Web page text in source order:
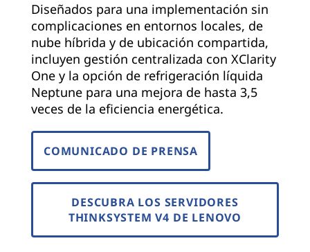
Diseñados para una implementación sin
complicaciones en entornos locales, de
nube híbrida y de ubicación compartida,
incluyen gestión centralizada con XClarity
One y la opción de refrigeración líquida
Neptune para una mejora de hasta 3,5
veces de la eficiencia energética.
COMUNICADO DE PRENSA
DESCUBRA LOS SERVIDORES
THINKSYSTEM V4 DE LENOVO